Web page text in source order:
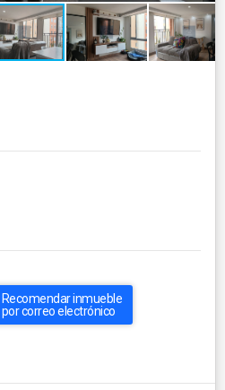
Recomendar inmueble
por correo electrónico